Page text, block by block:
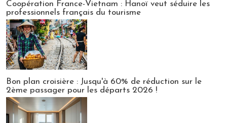
Coopération France-Vietnam : Hanoï veut séduire les
professionnels français du tourisme
Bon plan croisière : Jusqu'à 60% de réduction sur le
2ème passager pour les départs 2026 !